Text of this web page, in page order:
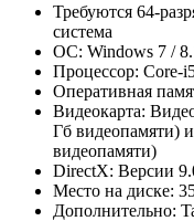
Требуются 64-
система
ОС: Windows 7 /
Процессор: Core-
Оперативная
Видеокарта:
Гб видеопамяти)
видеопамяти)
DirectX: Версии
Место на диске:
Дополнительно: